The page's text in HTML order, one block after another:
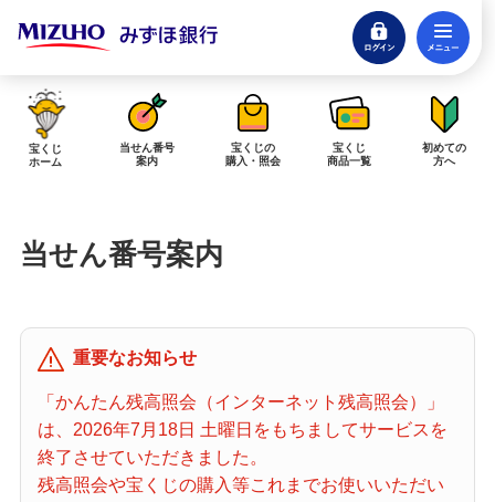
ログイン
閉じる
みずほダイレクトログイン
当せん金の受取方法について
購入した宝くじの確認方法について
「代金が引き落としされない」「購入明細に表示されない」にお答えしま
す。
宝くじホーム
宝くじ
ホーム
当せん番号
案内
宝くじの
購入・照会
宝くじ
商品一覧
初めての
方へ
当せん番号案内
重要なお知らせ
「かんたん残高照会（インターネット残高照会）」
は、2026年7月18日 土曜日をもちましてサービスを
終了させていただきました。
残高照会や宝くじの購入等これまでお使いいただい